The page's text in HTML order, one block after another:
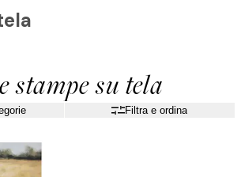
stampe su tela
Filtra e ordina